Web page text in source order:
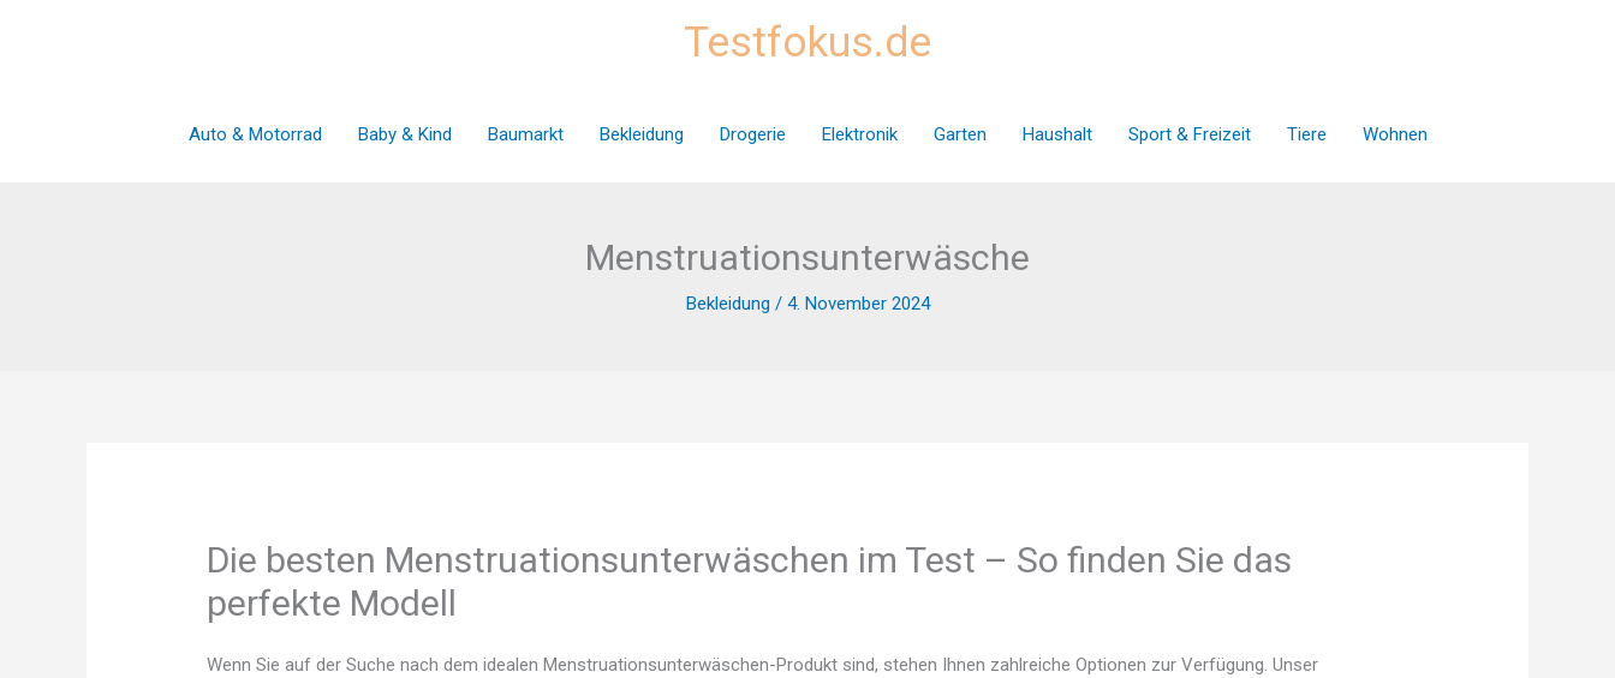
Testfokus.de
Auto & Motorrad Baby & Kind Baumarkt Bekleidung Drogerie Elektronik Garten Haushalt Sport & Freizeit Tiere Wohnen
Menstruationsunterwäsche
Bekleidung / 4. November 2024
Die besten Menstruationsunterwäschen im Test – So finden Sie das
perfekte Modell
Wenn Sie auf der Suche nach dem idealen Menstruationsunterwäschen-Produkt sind, stehen Ihnen zahlreiche Optionen zur Verfügung. Unser